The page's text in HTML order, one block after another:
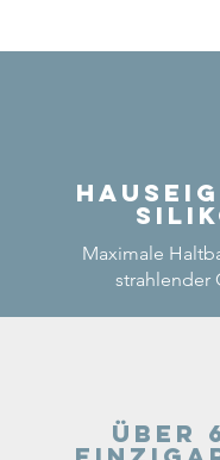
Maximale
strahlender
Über